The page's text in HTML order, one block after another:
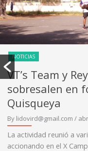
Bameso
en el Estadio
equipos que estarán
la Liga Dominicana de...